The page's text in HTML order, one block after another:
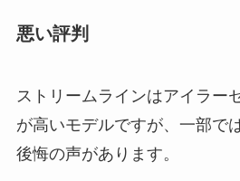
悪い評判
ストリームラインはアイラー
が高いモデルですが、一部で
後悔の声があります。